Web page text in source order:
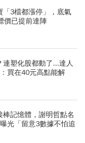
3檔都漲停」，底氣
價已提前達陣
塑化股都動了...達人
買在40元高點能解
記憶體，謝明哲點名
光「留意3數據不怕追